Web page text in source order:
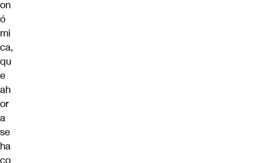
on
ó
mi
ca,
qu
e
ah
or
a
se
ha